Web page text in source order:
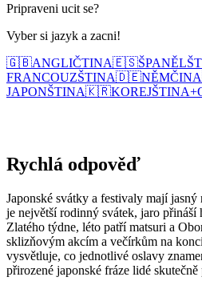
Pripraveni ucit se?
Vyber si jazyk a zacni!
🇬🇧ANGLIČTINA🇪🇸
FRANCOUZŠTINA🇩🇪NĚMČINA
JAPONŠTINA🇰🇷KOREJŠTINA+
Rychlá odpověď
Japonské svátky a festivaly mají
je největší rodinný svátek, jaro přináší
Zlatého týdne, léto patří matsuri a
sklizňovým akcím a večírkům na
vysvětluje, co jednotlivé oslavy
přirozené japonské fráze lidé